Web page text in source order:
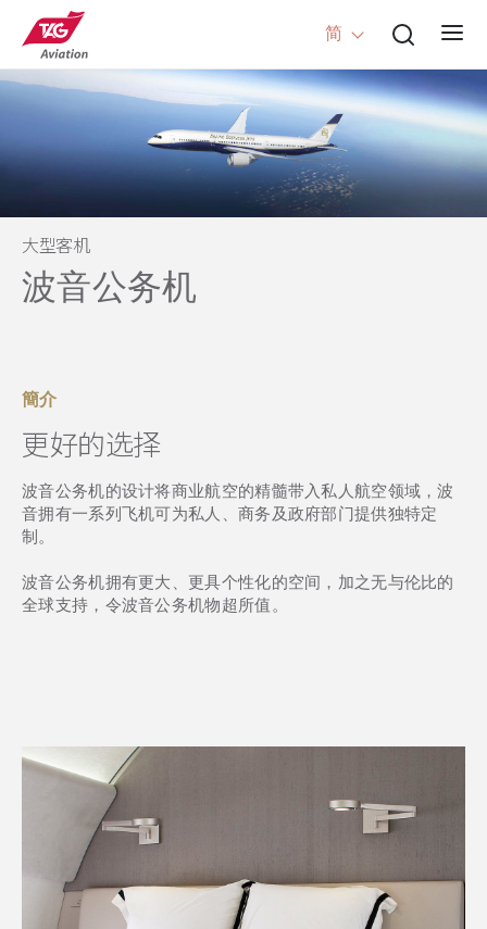
简
大型客机
波音公务机
簡介
更好的选择
波音公务机的设计将商业航空的精髓带入私人航空领域，波
音拥有一系列飞机可为私人、商务及政府部门提供独特定
制。
波音公务机拥有更大、更具个性化的空间，加之无与伦比的
全球支持，令波音公务机物超所值。